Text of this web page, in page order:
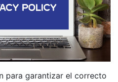
para garantizar el correcto